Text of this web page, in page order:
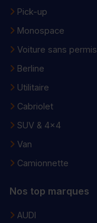
Pick-up
Monospace
Voiture sans permis
Berline
Utilitaire
Cabriolet
SUV & 4x4
Van
Camionnette
Nos top marques
AUDI